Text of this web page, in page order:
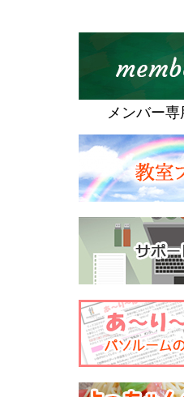
メンバー